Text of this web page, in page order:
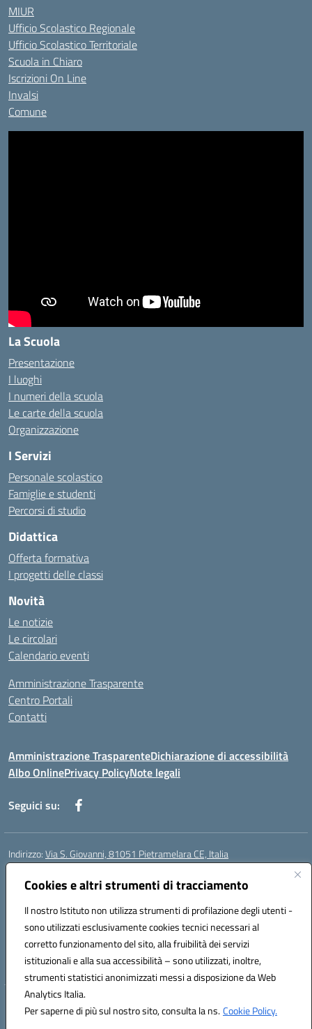
Cookies e altri strumenti di tracciamento
Il nostro Istituto non utilizza strumenti di profilazione degli utenti -
sono utilizzati esclusivamente cookies tecnici necessari al
corretto funzionamento del sito, alla fruibilità dei servizi
istituzionali e alla sua accessibilità – sono utilizzati, inoltre,
strumenti statistici anonimizzati messi a disposizione da Web
Analytics Italia.
Per saperne di più sul nostro sito, consulta la ns.Cookie Policy.
MIUR
Ufficio Scolastico Regionale
Ufficio Scolastico Territoriale
Scuola in Chiaro
Iscrizioni On Line
Invalsi
Comune
La Scuola
Presentazione
I luoghi
I numeri della scuola
Le carte della scuola
Organizzazione
I Servizi
Personale scolastico
Famiglie e studenti
Percorsi di studio
Didattica
Offerta formativa
I progetti delle classi
Novità
Le notizie
Le circolari
Calendario eventi
Amministrazione Trasparente
Centro Portali
Contatti
Amministrazione TrasparenteDichiarazione di accessibilità
Albo OnlinePrivacy PolicyNote legali
Seguici su:
Indirizzo:Via S. Giovanni, 81051 Pietramelara CE, Italia
Centralino:
Posta elettronica certificata (PEC):CEIC8AB009@pec.istruzione.it
Codice fiscale: 80010130617
Codice meccanografico:CEIC8AB009
Codice Indice delle Pubbliche Amministrazioni (IPA): istsc_CEIC8AB009
Codice unico di fatturazione (CUF): UFZ8KN
Hosting & Powered by 3D Solution S.r.l.
Concept & Design by Designers Italia